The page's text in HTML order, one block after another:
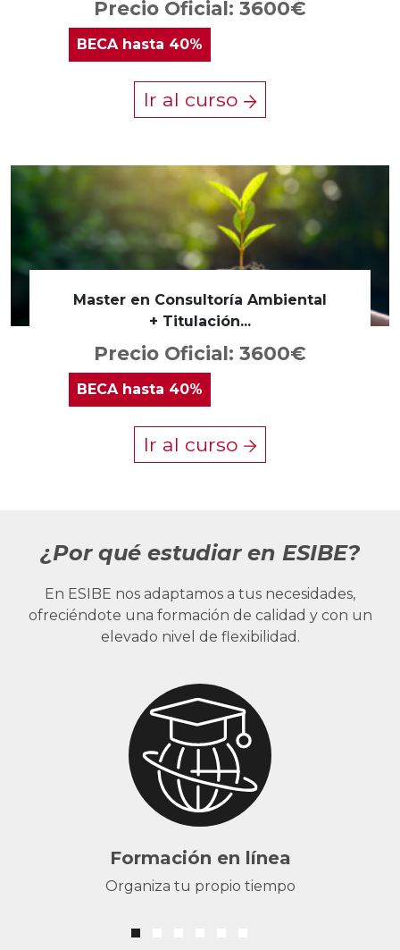
Precio Oficial: 3600€
BECAhasta 40%
Ir al curso
Master en Consultoría Ambiental
+ Titulación...
Precio Oficial: 3600€
BECA hasta 40%
Ir al curso
¿Por qué estudiar en ESIBE?
En ESIBE nos adaptamos a tus necesidades,
ofreciéndote una formación de calidad y con un
elevado nivel de flexibilidad.
Formación en línea
Organiza tu propio tiempo